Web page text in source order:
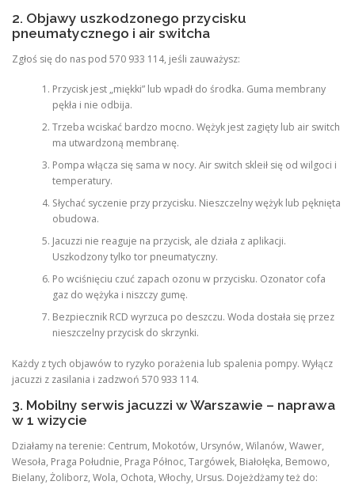
2. Objawy uszkodzonego przycisku
pneumatycznego i air switcha
Zgłoś się do nas pod 570 933 114, jeśli zauważysz:
Przycisk jest „miękki” lub wpadł do środka. Guma membrany
pękła i nie odbija.
Trzeba wciskać bardzo mocno. Wężyk jest zagięty lub air switch
ma utwardzoną membranę.
Pompa włącza się sama w nocy. Air switch skleił się od wilgoci i
temperatury.
Słychać syczenie przy przycisku. Nieszczelny wężyk lub pęknięta
obudowa.
Jacuzzi nie reaguje na przycisk, ale działa z aplikacji.
Uszkodzony tylko tor pneumatyczny.
Po wciśnięciu czuć zapach ozonu w przycisku. Ozonator cofa
gaz do wężyka i niszczy gumę.
Bezpiecznik RCD wyrzuca po deszczu. Woda dostała się przez
nieszczelny przycisk do skrzynki.
Każdy z tych objawów to ryzyko porażenia lub spalenia pompy. Wyłącz
jacuzzi z zasilania i zadzwoń 570 933 114.
3. Mobilny serwis jacuzzi w Warszawie – naprawa
w 1 wizycie
Działamy na terenie: Centrum, Mokotów, Ursynów, Wilanów, Wawer,
Wesoła, Praga Południe, Praga Północ, Targówek, Białołęka, Bemowo,
Bielany, Żoliborz, Wola, Ochota, Włochy, Ursus. Dojeżdżamy też do: